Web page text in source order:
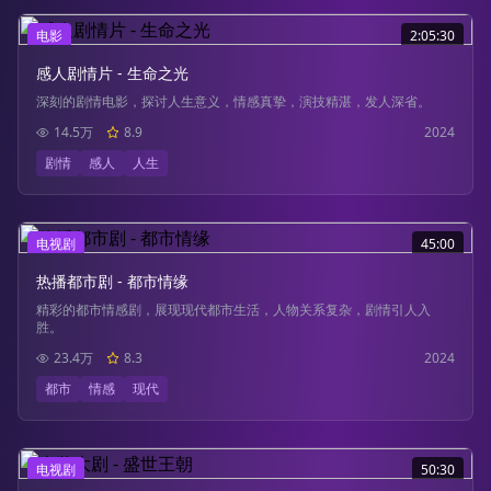
2:05:30
电影
感人剧情片 - 生命之光
深刻的剧情电影，探讨人生意义，情感真挚，演技精湛，发人深省。
14.5万
8.9
2024
剧情
感人 人生
45:00
电视剧
热播都市剧 - 都市情缘
精彩的都市情感剧，展现现代都市生活，人物关系复杂，剧情引人入
胜。
23.4万
8.3
2024
都市
情感 现代
50:30
电视剧